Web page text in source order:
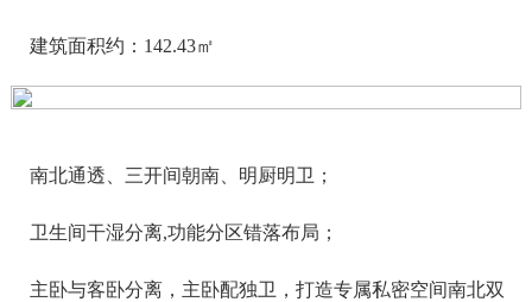
建筑面积约：142.43㎡
南北通透、三开间朝南、明厨明卫；
卫生间干湿分离,功能分区错落布局；
主卧与客卧分离，主卧配独卫，打造专属私密空间南北双